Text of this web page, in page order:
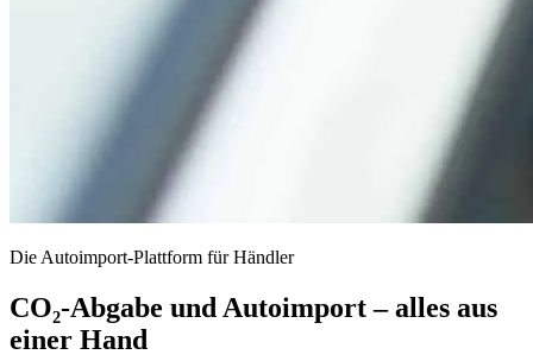
Die Autoimport-Plattform für Händler
CO₂-Abgabe und Autoimport – alles aus
einer Hand